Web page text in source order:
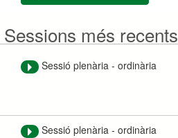
Sessions més recents
Sessió plenària - ordinària
Sessió plenària - ordinària